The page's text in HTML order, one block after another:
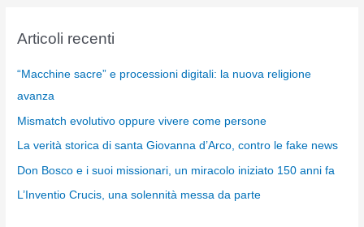
Articoli recenti
“Macchine sacre” e processioni digitali: la nuova religione
avanza
Mismatch evolutivo oppure vivere come persone
La verità storica di santa Giovanna d’Arco, contro le fake news
Don Bosco e i suoi missionari, un miracolo iniziato 150 anni fa
L’Inventio Crucis, una solennità messa da parte